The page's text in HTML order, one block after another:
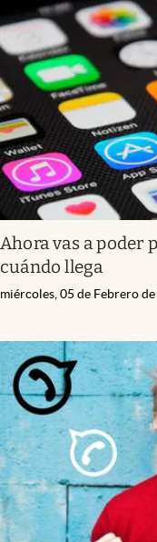
Ahora vas a poder
cuándo llega
miércoles, 05 de Febrero